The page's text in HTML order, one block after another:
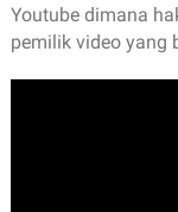
Youtube dimana
pemilik video yang